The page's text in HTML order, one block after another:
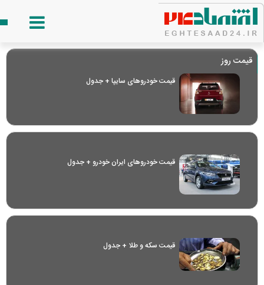
قیمت روز
قیمت خودرو‌های سایپا + جدول
قیمت خودرو‌های ایران خودرو + جدول
قیمت سکه و طلا + جدول